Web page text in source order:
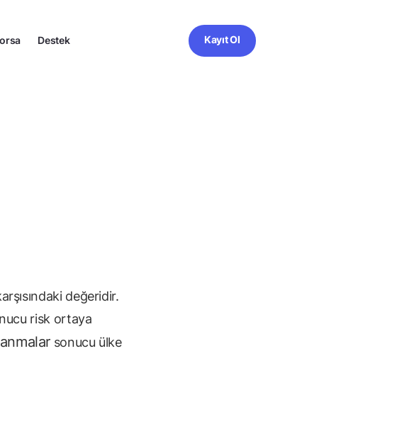
Destek Kayıt Ol
değeridir.
risk ortaya
sonucu ülke